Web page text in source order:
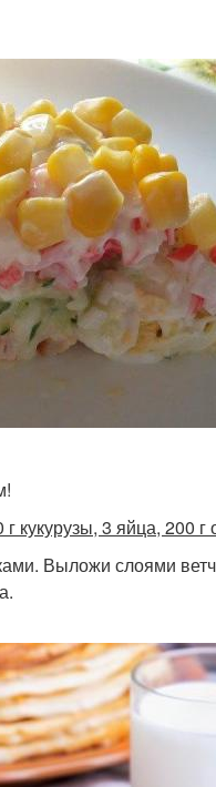
кукурузы, 3 яйца, 200 г
Выложи слоями